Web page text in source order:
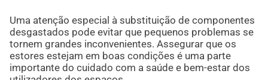
Uma atenção especial à substituição de componentes
desgastados pode evitar que pequenos problemas se
tornem grandes inconvenientes. Assegurar que os
estores estejam em boas condições é uma parte
importante do cuidado com a saúde e bem-estar dos